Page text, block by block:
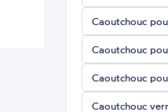
Caoutchouc
Caoutchouc
Caoutchouc
Caoutchouc